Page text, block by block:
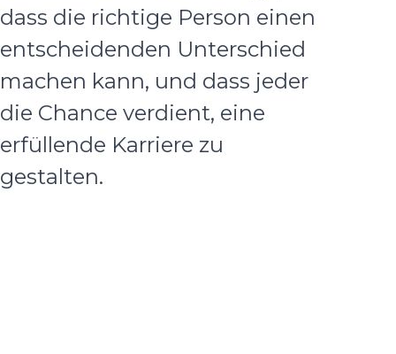
dass die richtige Person einen
entscheidenden Unterschied
machen kann, und dass jeder
die Chance verdient, eine
erfüllende Karriere zu
gestalten.